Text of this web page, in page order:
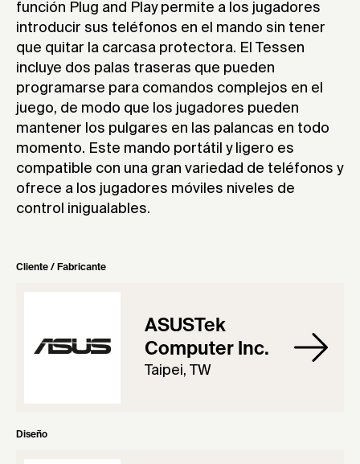
función Plug and Play permite a los jugadores
introducir sus teléfonos en el mando sin tener
que quitar la carcasa protectora. El Tessen
incluye dos palas traseras que pueden
programarse para comandos complejos en el
juego, de modo que los jugadores pueden
mantener los pulgares en las palancas en todo
momento. Este mando portátil y ligero es
compatible con una gran variedad de teléfonos y
ofrece a los jugadores móviles niveles de
control inigualables.
Cliente / Fabricante
ASUSTek
Computer Inc.
Taipei, TW
Diseño